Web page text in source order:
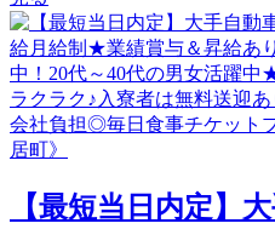
【最短当日内定】